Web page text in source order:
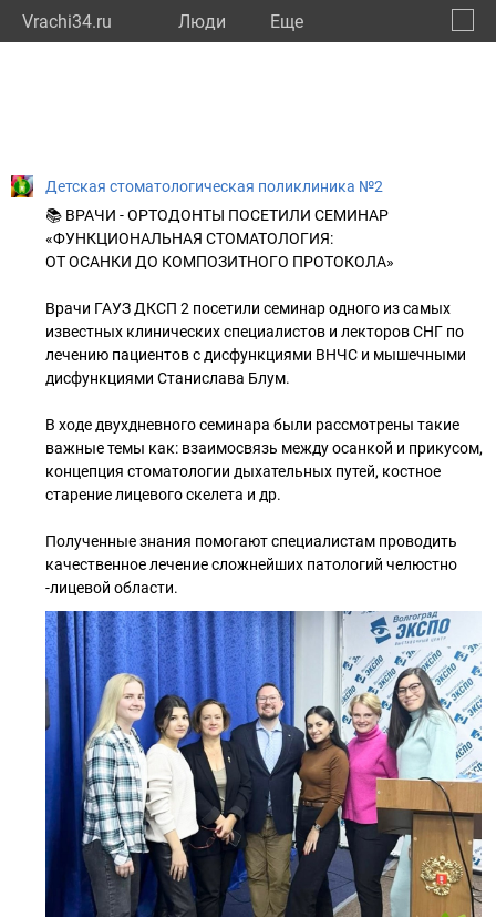
Vrachi34.ru Люди Eще
Детская стоматологическая поликлиника №2
📚 ВРАЧИ - ОРТОДОНТЫ ПОСЕТИЛИ СЕМИНАР
«ФУНКЦИОНАЛЬНАЯ СТОМАТОЛОГИЯ:
ОТ ОСАНКИ ДО КОМПОЗИТНОГО ПРОТОКОЛА»
Врачи ГАУЗ ДКСП 2 посетили семинар одного из самых
известных клинических специалистов и лекторов СНГ по
лечению пациентов с дисфункциями ВНЧС и мышечными
дисфункциями Станислава Блум.
В ходе двухдневного семинара были рассмотрены такие
важные темы как: взаимосвязь между осанкой и прикусом,
концепция стоматологии дыхательных путей, костное
старение лицевого скелета и др.
Полученные знания помогают специалистам проводить
качественное лечение сложнейших патологий челюстно
-лицевой области.